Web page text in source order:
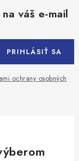
váš e-mail
ochrany osobných
PRIHLÁSIŤ SA